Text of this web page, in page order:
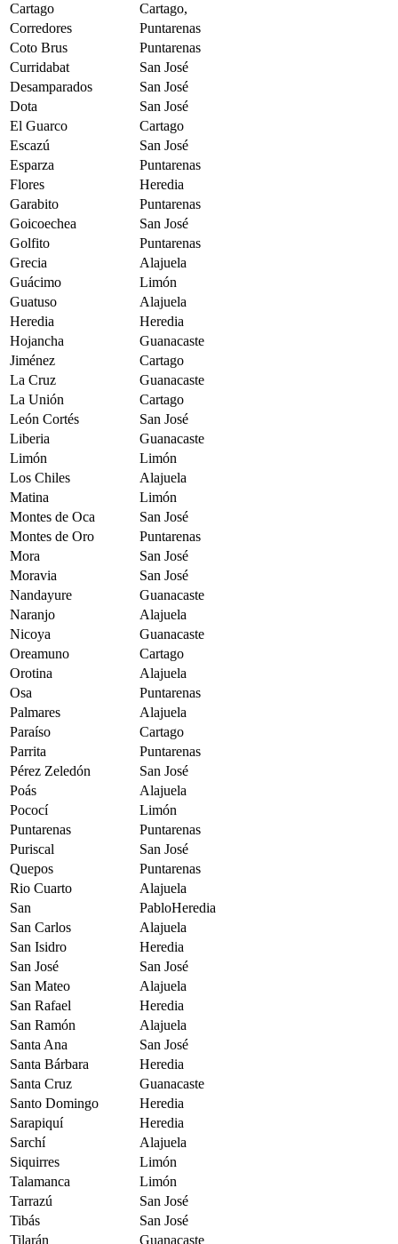
Cartago
Cartago,
Corredores
Puntarenas
Coto Brus
Puntarenas
Curridabat
San José
Desamparados
San José
Dota
San José
El Guarco
Cartago
Escazú
San José
Esparza
Puntarenas
Flores
Heredia
Garabito
Puntarenas
Goicoechea
San José
Golfito
Puntarenas
Grecia
Alajuela
Guácimo
Limón
Guatuso
Alajuela
Heredia
Heredia
Hojancha
Guanacaste
Jiménez
Cartago
La Cruz
Guanacaste
La Unión
Cartago
León Cortés
San José
Liberia
Guanacaste
Limón
Limón
Los Chiles
Alajuela
Matina
Limón
Montes de Oca
San José
Montes de Oro
Puntarenas
Mora
San José
Moravia
San José
Nandayure
Guanacaste
Naranjo
Alajuela
Nicoya
Guanacaste
Oreamuno
Cartago
Orotina
Alajuela
Osa
Puntarenas
Palmares
Alajuela
Paraíso
Cartago
Parrita
Puntarenas
Pérez Zeledón
San José
Poás
Alajuela
Pococí
Limón
Puntarenas
Puntarenas
Puriscal
San José
Quepos
Puntarenas
Rio Cuarto
Alajuela
San
PabloHeredia
San Carlos
Alajuela
San Isidro
Heredia
San José
San José
San Mateo
Alajuela
San Rafael
Heredia
San Ramón
Alajuela
Santa Ana
San José
Santa Bárbara
Heredia
Santa Cruz
Guanacaste
Santo Domingo
Heredia
Sarapiquí
Heredia
Sarchí
Alajuela
Siquirres
Limón
Talamanca
Limón
Tarrazú
San José
Tibás
San José
Tilarán
Guanacaste